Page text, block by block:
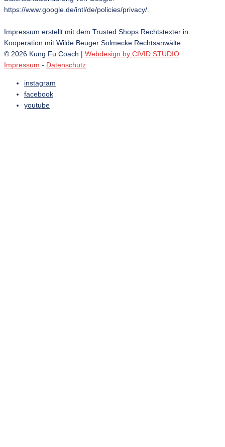
https://www.google.de/intl/de/policies/privacy/.
Impressum erstellt mit dem Trusted Shops Rechtstexter in
Kooperation mit Wilde Beuger Solmecke Rechtsanwälte.
© 2026 Kung Fu Coach | Webdesign by CIVID STUDIO
Impressum - Datenschutz
instagram
facebook
youtube